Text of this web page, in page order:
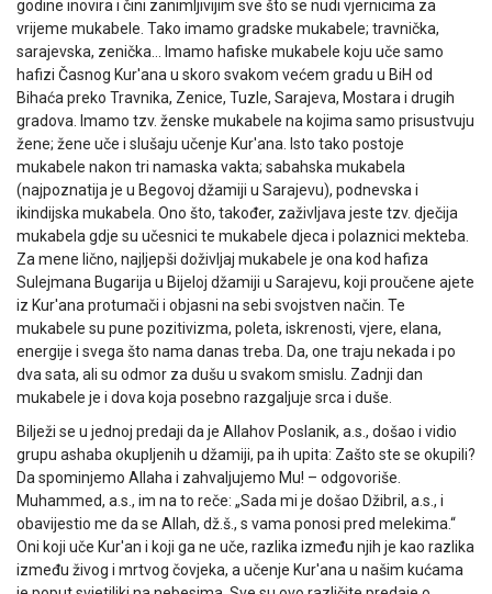
godine inovira i čini zanimljivijim sve što se nudi vjernicima za
vrijeme mukabele. Tako imamo gradske mukabele; travnička,
sarajevska, zenička… Imamo hafiske mukabele koju uče samo
hafizi Časnog Kur'ana u skoro svakom većem gradu u BiH od
Bihaća preko Travnika, Zenice, Tuzle, Sarajeva, Mostara i drugih
gradova. Imamo tzv. ženske mukabele na kojima samo prisustvuju
žene; žene uče i slušaju učenje Kur'ana. Isto tako postoje
mukabele nakon tri namaska vakta; sabahska mukabela
(najpoznatija je u Begovoj džamiji u Sarajevu), podnevska i
ikindijska mukabela. Ono što, također, zaživljava jeste tzv. dječija
mukabela gdje su učesnici te mukabele djeca i polaznici mekteba.
Za mene lično, najljepši doživljaj mukabele je ona kod hafiza
Sulejmana Bugarija u Bijeloj džamiji u Sarajevu, koji proučene ajete
iz Kur'ana protumači i objasni na sebi svojstven način. Te
mukabele su pune pozitivizma, poleta, iskrenosti, vjere, elana,
energije i svega što nama danas treba. Da, one traju nekada i po
dva sata, ali su odmor za dušu u svakom smislu. Zadnji dan
mukabele je i dova koja posebno razgaljuje srca i duše.
Bilježi se u jednoj predaji da je Allahov Poslanik, a.s., došao i vidio
grupu ashaba okupljenih u džamiji, pa ih upita: Zašto ste se okupili?
Da spominjemo Allaha i zahvaljujemo Mu! – odgovoriše.
Muhammed, a.s., im na to reče: „Sada mi je došao Džibril, a.s., i
obavijestio me da se Allah, dž.š., s vama ponosi pred melekima.“
Oni koji uče Kur'an i koji ga ne uče, razlika između njih je kao razlika
između živog i mrtvog čovjeka, a učenje Kur'ana u našim kućama